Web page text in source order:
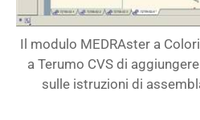
Il modulo MEDRAster a
a Terumo CVS di
sulle istruzioni di